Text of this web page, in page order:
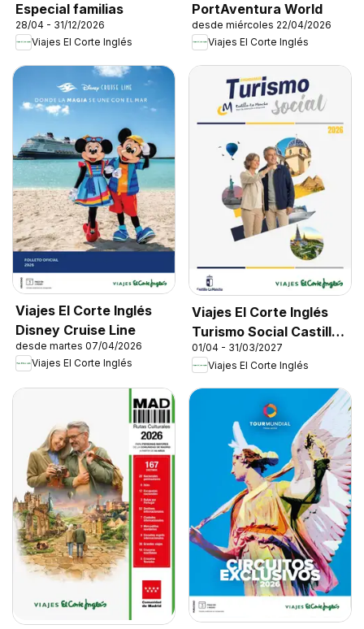
Especial familias
28/04 - 31/12/2026
Viajes El Corte Inglés
PortAventura World
desde miércoles 22/04/2026
Viajes El Corte Inglés
Viajes El Corte Inglés
Disney Cruise Line
desde martes 07/04/2026
Viajes El Corte Inglés
Viajes El Corte Inglés
Turismo Social Castilla
La Mancha
01/04 - 31/03/2027
Viajes El Corte Inglés